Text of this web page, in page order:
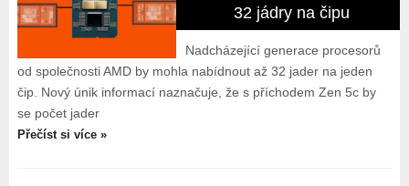
32 jádry na čipu
Nadcházející generace procesorů
od společnosti AMD by mohla nabídnout až 32 jader na jeden
čip. Nový únik informací naznačuje, že s příchodem Zen 5c by
se počet jader
Přečíst si více »